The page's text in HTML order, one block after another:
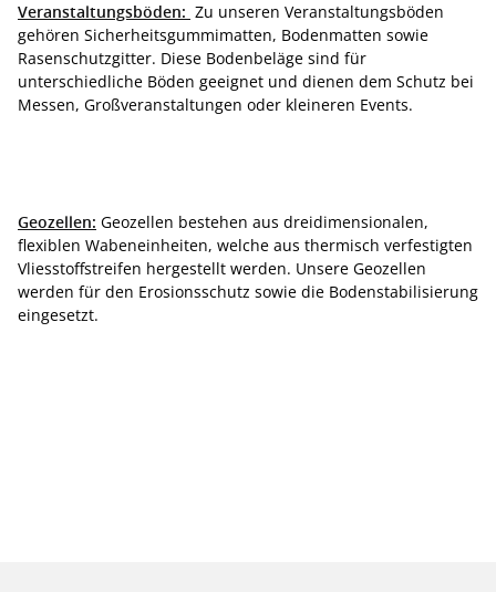
Veranstaltungsböden: Zu unseren Veranstaltungsböden
gehören Sicherheitsgummimatten, Bodenmatten sowie
Rasenschutzgitter. Diese Bodenbeläge sind für
unterschiedliche Böden geeignet und dienen dem Schutz bei
Messen, Großveranstaltungen oder kleineren Events.
Geozellen: Geozellen bestehen aus dreidimensionalen,
flexiblen Wabeneinheiten, welche aus thermisch verfestigten
Vliesstoffstreifen hergestellt werden. Unsere Geozellen
werden für den Erosionsschutz sowie die Bodenstabilisierung
eingesetzt.